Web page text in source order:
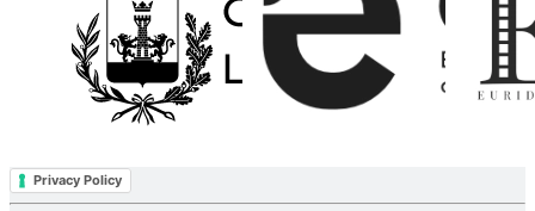
Privacy Policy